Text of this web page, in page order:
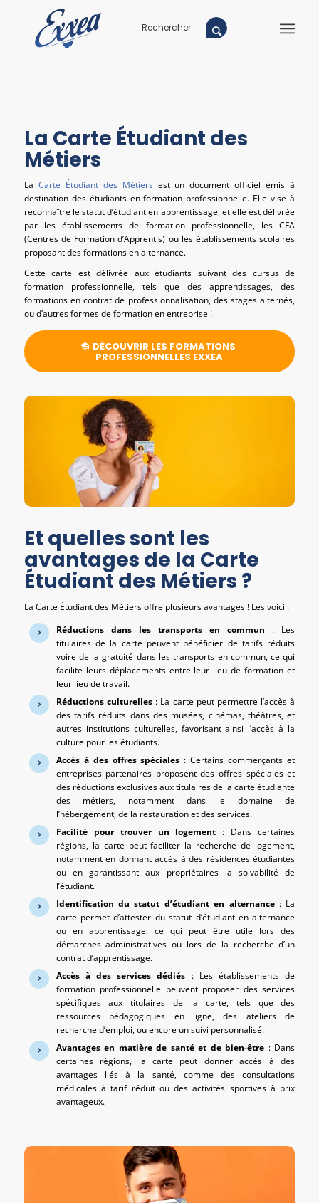
La Carte Étudiant des
Métiers
La Carte Étudiant des Métiers est un document officiel émis à
destination des étudiants en formation professionnelle. Elle vise à
reconnaître le statut d’étudiant en apprentissage, et elle est délivrée
par les établissements de formation professionnelle, les CFA
(Centres de Formation d’Apprentis) ou les établissements scolaires
proposant des formations en alternance.
Cette carte est délivrée aux étudiants suivant des cursus de
formation professionnelle, tels que des apprentissages, des
formations en contrat de professionnalisation, des stages alternés,
ou d’autres formes de formation en entreprise !
DÉCOUVRIR LES FORMATIONS
PROFESSIONNELLES EXXEA
Et quelles sont les
avantages de la Carte
Étudiant des Métiers ?
La Carte Étudiant des Métiers offre plusieurs avantages ! Les voici :
Réductions dans les transports en commun : Les
titulaires de la carte peuvent bénéficier de tarifs réduits
voire de la gratuité dans les transports en commun, ce qui
facilite leurs déplacements entre leur lieu de formation et
leur lieu de travail.
Réductions culturelles: La carte peut permettre l’accès à
des tarifs réduits dans des musées, cinémas, théâtres, et
autres institutions culturelles, favorisant ainsi l’accès à la
culture pour les étudiants.
Accès à des offres spéciales : Certains commerçants et
entreprises partenaires proposent des offres spéciales et
des réductions exclusives aux titulaires de la carte étudiante
des métiers, notamment dans le domaine de
l’hébergement, de la restauration et des services.
Facilité pour trouver un logement : Dans certaines
régions, la carte peut faciliter la recherche de logement,
notamment en donnant accès à des résidences étudiantes
ou en garantissant aux propriétaires la solvabilité de
l’étudiant.
Identification du statut d’étudiant en alternance: La
carte permet d’attester du statut d’étudiant en alternance
ou en apprentissage, ce qui peut être utile lors des
démarches administratives ou lors de la recherche d’un
contrat d’apprentissage.
Accès à des services dédiés : Les établissements de
formation professionnelle peuvent proposer des services
spécifiques aux titulaires de la carte, tels que des
ressources pédagogiques en ligne, des ateliers de
recherche d’emploi, ou encore un suivi personnalisé.
Avantages en matière de santé et de bien-être : Dans
certaines régions, la carte peut donner accès à des
avantages liés à la santé, comme des consultations
médicales à tarif réduit ou des activités sportives à prix
avantageux.